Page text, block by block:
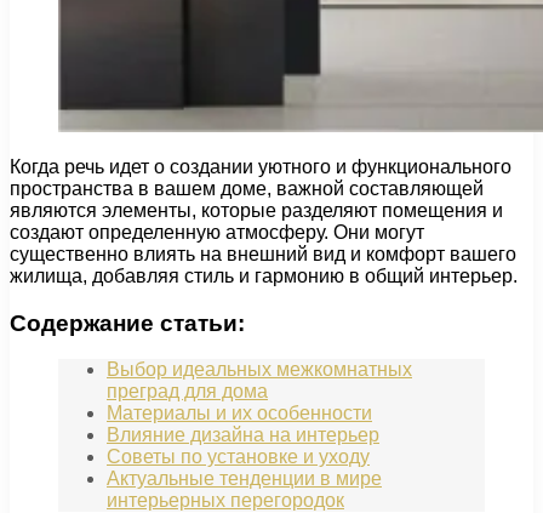
Когда речь идет о создании уютного и функционального
пространства в вашем доме, важной составляющей
являются элементы, которые разделяют помещения и
создают определенную атмосферу. Они могут
существенно влиять на внешний вид и комфорт вашего
жилища, добавляя стиль и гармонию в общий интерьер.
Содержание статьи:
Выбор идеальных межкомнатных
преград для дома
Материалы и их особенности
Влияние дизайна на интерьер
Советы по установке и уходу
Актуальные тенденции в мире
интерьерных перегородок